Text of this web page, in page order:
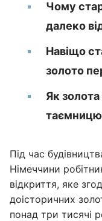
Чому
далеко
Навіщо
золото
Як
Під час
Німеччини
відкриття, яке
доісторичних
понад три тисячі